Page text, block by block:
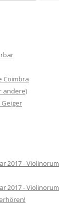
Coimbra
andere)
2017 - Violinorum
2017 - Violinorum